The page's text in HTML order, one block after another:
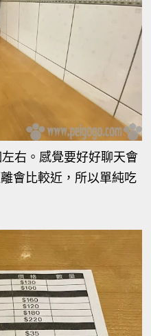
右。感覺要好好聊天會
會比較近，所以單純吃